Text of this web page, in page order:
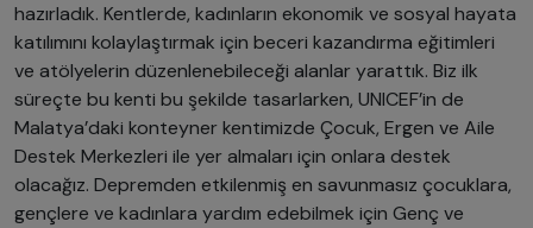
hazırladık. Kentlerde, kadınların ekonomik ve sosyal hayata
katılımını kolaylaştırmak için beceri kazandırma eğitimleri
ve atölyelerin düzenlenebileceği alanlar yarattık. Biz ilk
süreçte bu kenti bu şekilde tasarlarken, UNICEF’in de
Malatya’daki konteyner kentimizde Çocuk, Ergen ve Aile
Destek Merkezleri ile yer almaları için onlara destek
olacağız. Depremden etkilenmiş en savunmasız çocuklara,
gençlere ve kadınlara yardım edebilmek için Genç ve